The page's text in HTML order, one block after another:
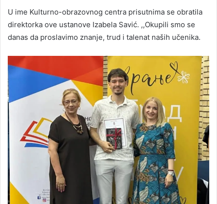
U ime Kulturno-obrazovnog centra prisutnima se obratila
direktorka ove ustanove Izabela Savić. ,,Okupili smo se
danas da proslavimo znanje, trud i talenat naših učenika.